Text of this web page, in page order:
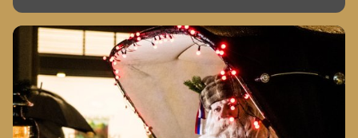
številne dobrodelne akcije obdarovanj, pri katerih lahko
sodeluje prav vsak.